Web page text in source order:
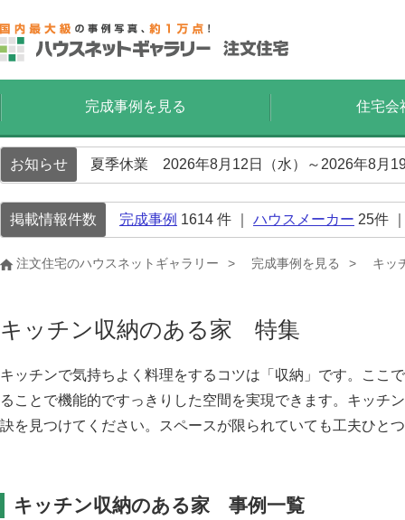
完成事例を見る 住宅会
お知らせ 夏季休業 2026年8月12日（水）～2026年8月
掲載情報件数 完成事例 1614 件 ｜ ハウスメーカー 25件
注文住宅のハウスネットギャラリー 完成事例を見る キッ
キッチン収納のある家 特集
キッチンで気持ちよく料理をするコツは「収納」です。ここ
ることで機能的ですっきりした空間を実現できます。キッチ
訣を見つけてください。スペースが限られていても工夫ひと
キッチン収納のある家 事例一覧